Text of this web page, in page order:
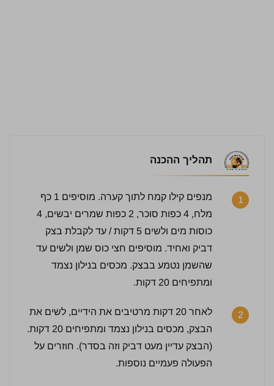
תהליך ההכנה
1
מנפים קילו קמח לתוך קערה. מוסיפים 1 כף
מלח, 4 כפות סוכר, 2 כפות שמרים יבשים, 4
כוסות מים ולשים 5 דקות / עד לקבלת בצק
דביק ואחיד. מוסיפים חצי כוס שמן ולשים עד
שהשמן נטמע בבצק. מכסים בנילון נצמד
ומתפיחים 20 דקות.
2
לאחר 20 דקות מרטיבים את הידיים, לשים את
הבצק, מכסים בנילון נצמד ומתפיחים 20 דקות.
(הבצק עדיין מעט דביק וזה בסדר). חוזרים על
הפעולה פעמיים נוספות.